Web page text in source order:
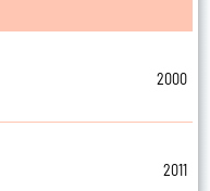
2000
2011